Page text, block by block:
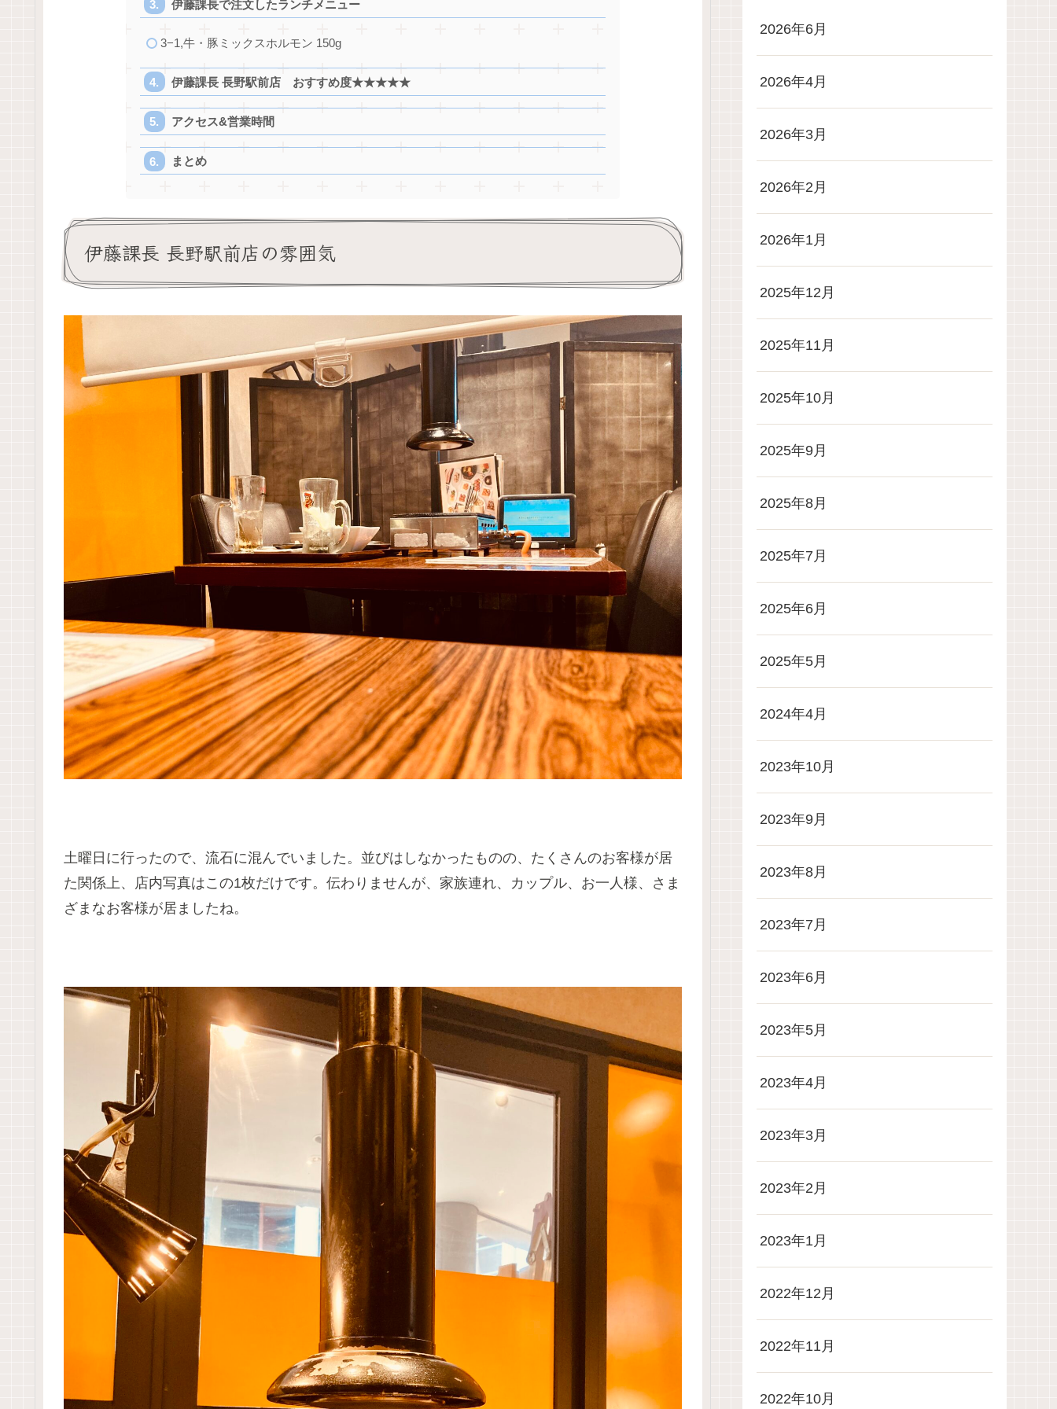
伊藤課長で注文したランチメニュー
3−1,牛・豚ミックスホルモン 150g
伊藤課長 長野駅前店 おすすめ度★★★★★
アクセス&営業時間
まとめ
伊藤課長 長野駅前店の雰囲気
土曜日に行ったので、流石に混んでいました。並びはしなかったものの、たくさんのお客様が居
た関係上、店内写真はこの1枚だけです。伝わりませんが、家族連れ、カップル、お一人様、さま
ざまなお客様が居ましたね。
2026年6月
2026年4月
2026年3月
2026年2月
2026年1月
2025年12月
2025年11月
2025年10月
2025年9月
2025年8月
2025年7月
2025年6月
2025年5月
2024年4月
2023年10月
2023年9月
2023年8月
2023年7月
2023年6月
2023年5月
2023年4月
2023年3月
2023年2月
2023年1月
2022年12月
2022年11月
2022年10月